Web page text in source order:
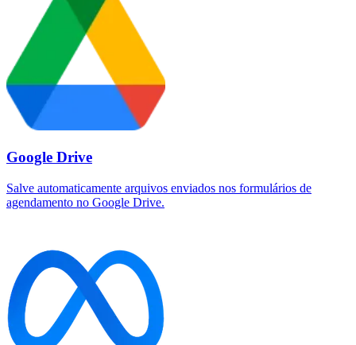
Google Drive
Salve automaticamente arquivos enviados nos formulários de
agendamento no Google Drive.